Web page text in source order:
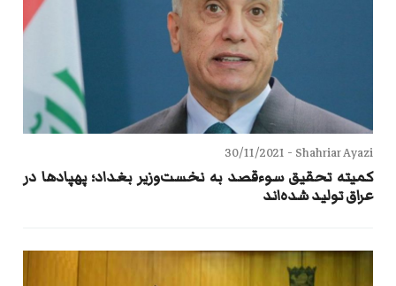
Shahriar Ayazi -
30/11/2021
کمیته تحقیق سوءقصد به نخست‌وزیر بغداد؛ پهپادها در
عراق تولید شده‌اند